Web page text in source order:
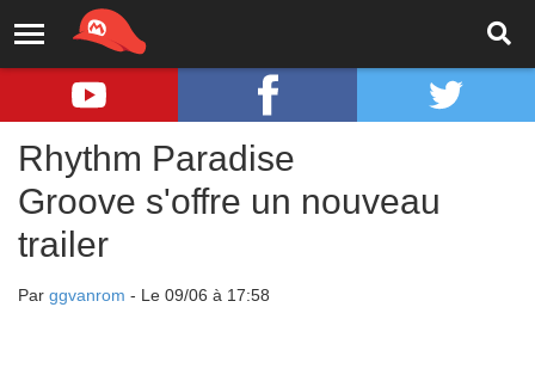
Rhythm Paradise
Groove s'offre un nouveau
trailer
Par ggvanrom - Le 09/06 à 17:58